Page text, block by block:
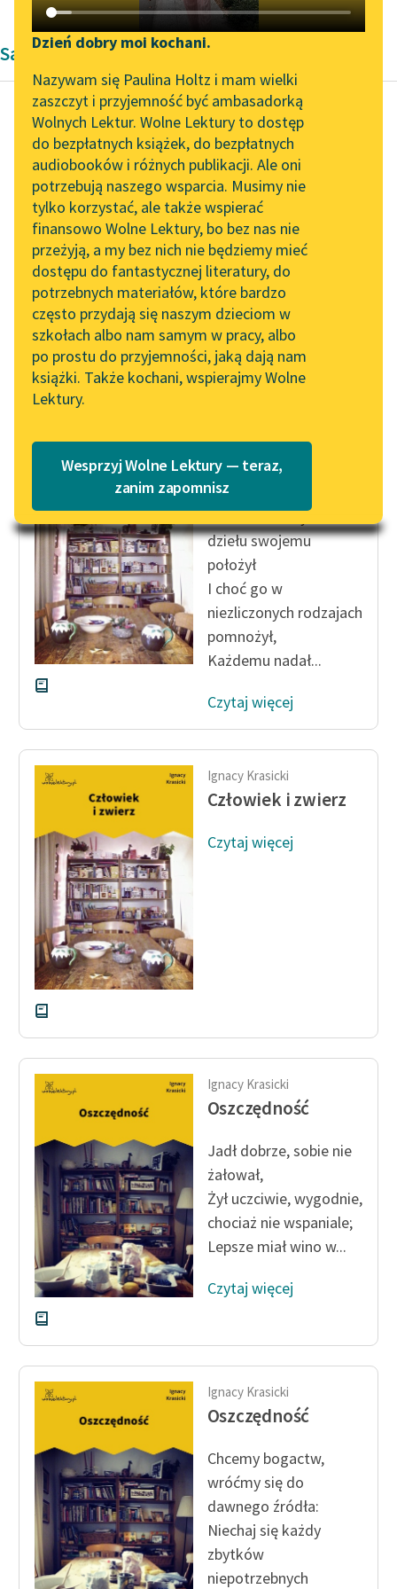
Katalog DAISY
Podkasty o książkach
Zgłoś brak utworu
Aktualności
„Prokurator Alicja Horn”
do słuchania
Byliśmy częścią AI Impact
Lab
Zapraszamy na spotkanie
online z tłumaczkami
literatury skandynawskiej
Spotkanie z Katarzyną
Tunkiel w Oslo
102. lata temu zmarł
Joseph Conrad
Lektury szkolne i klasyka
literatury do słuchania dla
uczennic i uczniów z
niepełnosprawnościami
E-kolekcja lektur
szkolnych i literatury do
słuchania dla uczennic i
uczniów z
niepełnosprawnościami
Popularyzacja
skandynawskiej literatury
feministycznej
Ręce pełne poezji
Kolekcje edukacyjne
twórców przechodzących
do domeny publicznej,
lektur szkolnych oraz
Starego Testamentu
Odkurzamy bohaterów
Lektur
Narzędzia
Mapa Wolnych Lektur
Leśmianator
Przewodnik dla piszących i
czytających
API
OAI-PMH
Widget Wolnych Lektur
Przypisy
Katalog w formacie PDF
O nas
Kontakt
Zespół
Zasady wykorzystania
Wolnych Lektur
Logotypy
Materiały promocyjne
Regulamin biblioteki
Dane fundacji i
sprawozdania finansowe
Regulamin darowizn
Informacja o treściach
wrażliwych
Deklaracja dostępności
Dzień dobry moi kochani.
Nazywam się Paulina Holtz i mam wielki
zaszczyt i przyjemność być ambasadorką
Wolnych Lektur. Wolne Lektury to dostęp
do bezpłatnych książek, do bezpłatnych
audiobooków i różnych publikacji. Ale oni
potrzebują naszego wsparcia. Musimy nie
tylko korzystać, ale także wspierać
finansowo Wolne Lektury, bo bez nas nie
przeżyją, a my bez nich nie będziemy mieć
dostępu do fantastycznej literatury, do
potrzebnych materiałów, które bardzo
często przydają się naszym dzieciom w
szkołach albo nam samym w pracy, albo
po prostu do przyjemności, jaką dają nam
książki. Także kochani, wspierajmy Wolne
Lektury.
Wesprzyj Wolne Lektury — teraz,
zanim zapomnisz
Satyra
Ignacy Krasicki
Człowiek i zwierz
Zgoła weź ptaka, rybę,
zwierzęcia lub żmiją,
Każde ma swoją miarę
i według niej działa...
Czytaj więcej
Człowiek i zwierz
Stwórca rzeczy cel
dziełu swojemu
położył
I choć go w
niezliczonych rodzajach
pomnożył,
Każdemu nadał...
Czytaj więcej
Ignacy Krasicki
Człowiek i zwierz
Czytaj więcej
Ignacy Krasicki
Oszczędność
Jadł dobrze, sobie nie
żałował,
Żył uczciwie, wygodnie,
chociaż nie wspaniale;
Lepsze miał wino w...
Czytaj więcej
Ignacy Krasicki
Oszczędność
Chcemy bogactw,
wróćmy się do
dawnego źródła:
Niechaj się każdy
zbytków
niepotrzebnych